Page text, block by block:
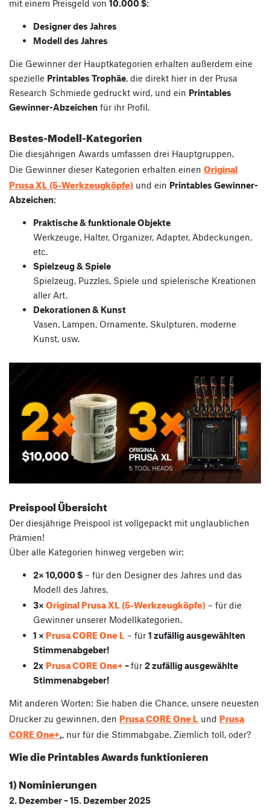
mit einem Preisgeld von 10.000 $:
Designer des Jahres
Modell des Jahres
Die Gewinner der Hauptkategorien erhalten außerdem eine
spezielle Printables Trophäe, die direkt hier in der Prusa
Research Schmiede gedruckt wird, und ein Printables
Gewinner-Abzeichen für ihr Profil.
Bestes-Modell-Kategorien
Die diesjährigen Awards umfassen drei Hauptgruppen.
Die Gewinner dieser Kategorien erhalten einen Original
Prusa XL (5-Werkzeugköpfe) und ein Printables Gewinner-
Abzeichen:
Praktische & funktionale Objekte
Werkzeuge, Halter, Organizer, Adapter, Abdeckungen,
etc.
Spielzeug & Spiele
Spielzeug, Puzzles, Spiele und spielerische Kreationen
aller Art.
Dekorationen & Kunst
Vasen, Lampen, Ornamente, Skulpturen, moderne
Kunst, usw.
Preispool Übersicht
Der diesjährige Preispool ist vollgepackt mit unglaublichen
Prämien!
Über alle Kategorien hinweg vergeben wir:
2× 10,000 $ – für den Designer des Jahres und das
Modell des Jahres.
3× Original Prusa XL (5-Werkzeugköpfe) – für die
Gewinner unserer Modellkategorien.
1 × Prusa CORE One L – für 1 zufällig ausgewählten
Stimmenabgeber!
2x Prusa CORE One+ –für 2zufällig ausgewählte
Stimmenabgeber!
Mit anderen Worten: Sie haben die Chance, unsere neuesten
Drucker zu gewinnen, den Prusa CORE One L und Prusa
CORE One+,, nur für die Stimmabgabe. Ziemlich toll, oder?
Wie die Printables Awards funktionieren
1) Nominierungen
2. Dezember – 15. Dezember 2025